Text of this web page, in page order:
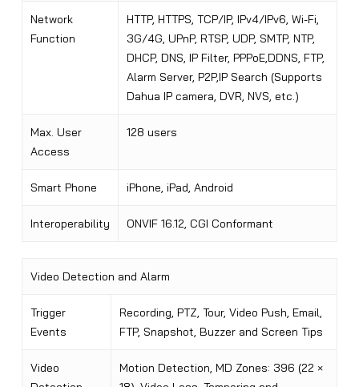
Network
Function
HTTP, HTTPS, TCP/IP, IPv4/IPv6, Wi-Fi,
3G/4G, UPnP, RTSP, UDP, SMTP, NTP,
DHCP, DNS, IP Filter, PPPoE,DDNS, FTP,
Alarm Server, P2P,IP Search (Supports
Dahua IP camera, DVR, NVS, etc.)
Max. User
Access
128 users
Smart Phone iPhone, iPad, Android
Interoperability ONVIF 16.12, CGI Conformant
Video Detection and Alarm
Trigger
Events
Recording, PTZ, Tour, Video Push, Email,
FTP, Snapshot, Buzzer and Screen Tips
Video
Motion Detection, MD Zones: 396 (22 ×